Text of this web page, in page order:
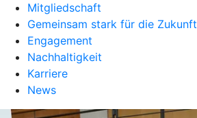
Mitgliedschaft
Gemeinsam stark für die Zukunft
Engagement
Nachhaltigkeit
Karriere
News